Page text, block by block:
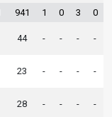
941 1 0 3 0
44 - - - -
23 - - - -
28 - - - -